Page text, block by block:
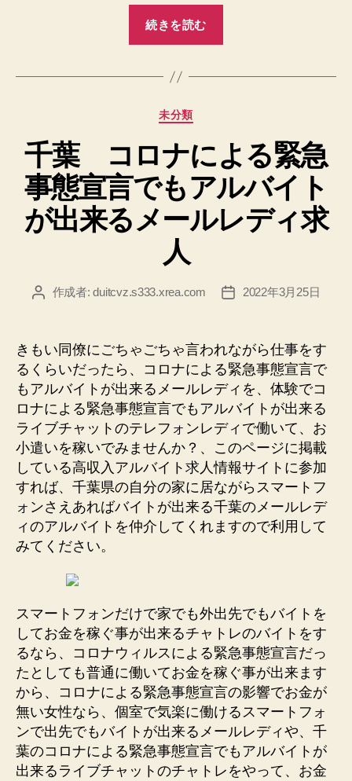
続きを読む
っ
り
で
も
稼
げ
ク
パ
ブ
求
人”
カ
ゴ
リ
ー
未分類
千葉 コロナによる緊急
事態宣言でもアルバイト
が出来るメールレディ求
人
投 作成者:duitcvz.s333.xrea.com
投
2022年3月25日
きもい同僚にごちゃごちゃ言われながら仕事をす
るくらいだったら、コロナによる緊急事態宣言で
もアルバイトが出来るメールレディを、体験でコ
ロナによる緊急事態宣言でもアルバイトが出来る
ライブチャットのテレフォンレディで働いて、お
小遣いを稼いでみませんか？、このページに掲載
している高収入アルバイト求人情報サイトに参加
すれば、千葉県の自分の家に居ながらスマートフ
ォンさえあればバイトが出来る千葉のメールレデ
ィのアルバイトを仲介してくれますので利用して
みてください。
スマートフォンだけで家でも外出先でもバイトを
してお金を稼ぐ事が出来るチャトレのバイトをす
るなら、コロナウィルスによる緊急事態宣言だっ
たとしても普通に働いてお金を稼ぐ事が出来ます
から、コロナによる緊急事態宣言の影響でお金が
無い女性なら、個室で気楽に働けるスマートフォ
ンで出先でもバイトが出来るメールレディや、千
葉のコロナによる緊急事態宣言でもアルバイトが
出来るライブチャットのチャトレをやって、お金